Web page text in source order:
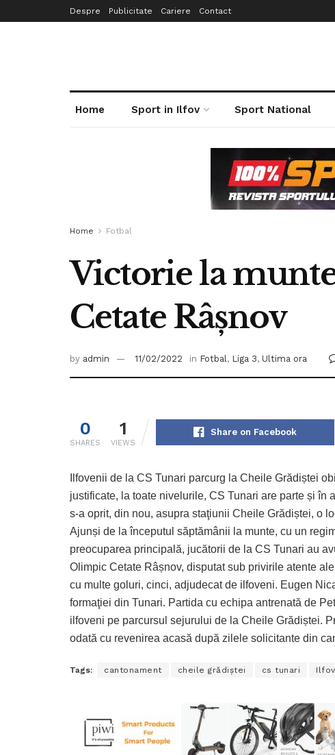
Despre Publicitate Cariere Contact
Home Sport in Ilfov Sport National
Home Fotbal
Victorie la
Cetate Râşnov
by admin 11/02/2022 in Fotbal, Liga 3, Ultima ora
0
SHARES
1
VIEWS
Share on Facebook
Ilfovenii de la CS Tunari parcurg la Cheile Grădiștei
justificate, la toate nivelurile, CS Tunari are parte și în
s-a oprit, din nou, asupra staţiunii Cheile Grădiștei, o
Ajunși de la începutul săptămânii la munte, cu un
preocuparea principală, jucătorii de la CS Tunari au
Olimpic Cetate Râșnov, disputat sub privirile atente
cu multe goluri, cinci, adjudecat de ilfoveni. Eugen
formaţiei din Tunari. Partida cu echipa antrenată de
ilfoveni pe parcursul sejurului de la Cheile Grădiștei.
odată cu revenirea acasă după zilele solicitante din
Tags: cantonament cheile grădiștei cs tunari